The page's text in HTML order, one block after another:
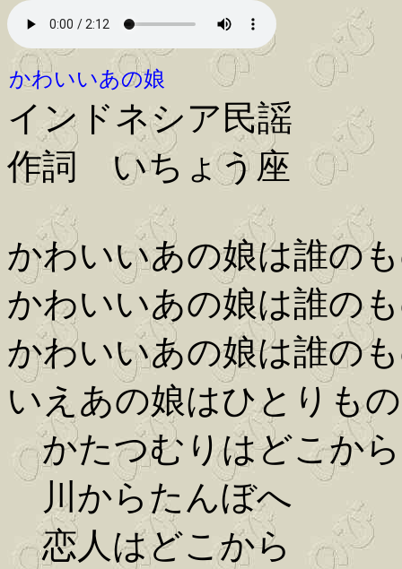
かわいいあの娘
インドネシア民謡
作詞 いちょう座
かわいいあの娘は誰の
かわいいあの娘は誰の
かわいいあの娘は誰の
いえあの娘はひとりもの
かたつむりはどこから
川からたんぼへ
恋人はどこから